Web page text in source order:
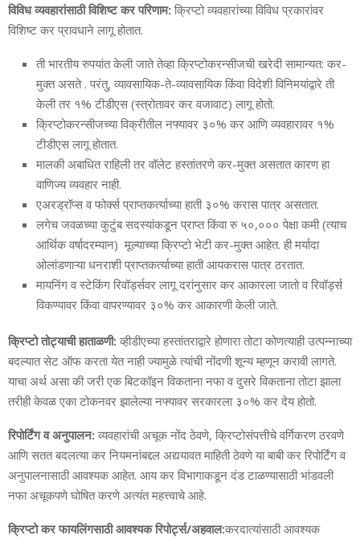
विविध व्यवहारांसाठी विशिष्ट कर परिणाम: क्रिप्टो व्यवहारांच्या विविध प्रकारांवर
विशिष्ट कर प्रावधाने लागू होतात.
ती भारतीय रुपयांत केली जाते तेव्हा क्रिप्टोकरन्सीजची खरेदी सामान्यत: कर-
मुक्त असते . परंतु, व्यावसायिक-ते-व्यावसायिक किंवा विदेशी विनिमयांद्वारे ती
केली तर १% टीडीएस (स्त्रोतावर कर वजावाट) लागू होतो.
क्रिप्टोकरन्सीजच्या विक्रीतील नफ्यावर ३०% कर आणि व्यवहारावर १%
टीडीएस लागू होतात.
मालकी अबाधित राहिली तर वॉलेट हस्तांतरणे कर-मुक्त असतात कारण हा
वाणिज्य व्यवहार नाही.
एअरड्रॉप्स व फोर्क्स प्राप्तकर्त्याच्या हाती ३०% करास पात्र असतात.
लगेच जवळच्या कुटुंब सदस्यांकडून प्राप्त किंवा रु ५०,००० पेक्षा कमी (त्याच
आर्थिक वर्षादरम्यान) मूल्याच्या क्रिप्टो भेटी कर-मुक्त आहेत. ही मर्यादा
ओलांडणाऱ्या धनराशी प्राप्तकर्त्याच्या हाती आयकरास पात्र ठरतात.
मायनिंग व स्टेकिंग रिवॉर्ड्सवर लागू दरांनुसार कर आकारला जातो व रिवॉर्ड्स
विकण्यावर किंवा वापरण्यावर ३०% कर आकारणी केली जाते.
क्रिप्टो तोट्याची हाताळणी: व्हीडीएच्या हस्तांतराद्वारे होणारा तोटा कोणत्याही उत्पन्नाच्या
बदल्यात सेट ऑफ करता येत नाही ज्यामुळे त्यांची नोंदणी शून्य म्हणून करावी लागते.
याचा अर्थ असा की जरी एक बिटकॉइन विकताना नफा व दुसरे विकताना तोटा झाला
तरीही केवळ एका टोकनवर झालेल्या नफ्यावर सरकारला ३०% कर देय होतो.
रिपोर्टिंग व अनुपालन: व्यवहारांची अचूक नोंद ठेवणे, क्रिप्टोसंपत्तीचे वर्गिकरण ठरवणे
आणि सतत बदलत्या कर नियमनांबद्दल अद्ययावत माहिती ठेवणे या बाबी कर रिपोर्टिंग व
अनुपालनासाठी आवश्यक आहेत. आय कर विभागाकडून दंड टाळण्यासाठी भांडवली
नफा अचूकपणे घोषित करणे अत्यंत महत्त्वाचे आहे.
क्रिप्टो कर फायलिंगसाठी आवश्यक रिपोर्ट्स/अहवाल:करदात्यांसाठी आवश्यक